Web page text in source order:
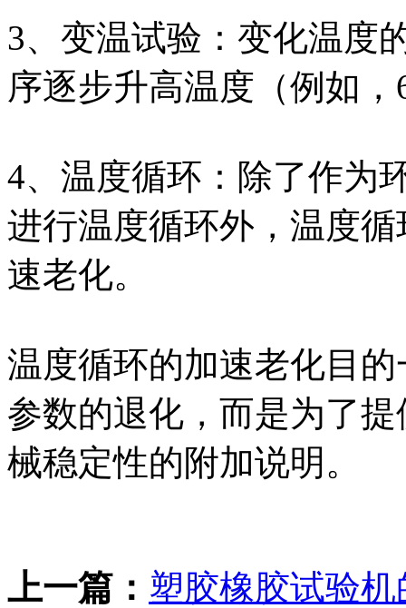
3、变温试验：变化温度
序逐步升高温度（例如
4、温度循环：除了作为
进行温度循环外，温度
速老化。
温度循环的加速老化目
参数的退化，而是为了
械稳定性的附加说明。
上一篇： 塑胶橡胶试验